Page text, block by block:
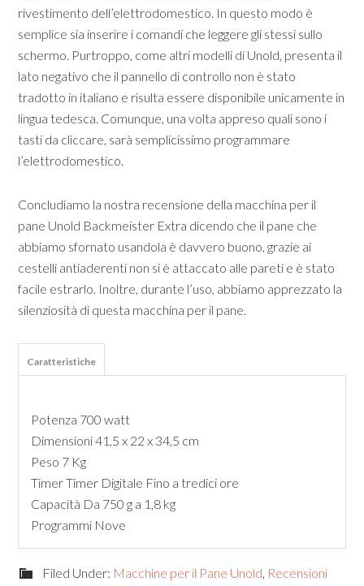
rivestimento dell’elettrodomestico. In questo modo è
semplice sia inserire i comandi che leggere gli stessi sullo
schermo. Purtroppo, come altri modelli di Unold, presenta il
lato negativo che il pannello di controllo non è stato
tradotto in italiano e risulta essere disponibile unicamente in
lingua tedesca. Comunque, una volta appreso quali sono i
tasti da cliccare, sarà semplicissimo programmare
l’elettrodomestico.
Concludiamo la nostra recensione della macchina per il
pane Unold Backmeister Extra dicendo che il pane che
abbiamo sfornato usandola è davvero buono, grazie ai
cestelli antiaderenti non si è attaccato alle pareti e è stato
facile estrarlo. Inoltre, durante l’uso, abbiamo apprezzato la
silenziosità di questa macchina per il pane.
Caratteristiche
Potenza 700 watt
Dimensioni 41,5 x 22 x 34,5 cm
Peso 7 Kg
Timer Timer Digitale Fino a tredici ore
Capacità Da 750 g a 1,8 kg
Programmi Nove
Filed Under: Macchine per il Pane Unold, Recensioni